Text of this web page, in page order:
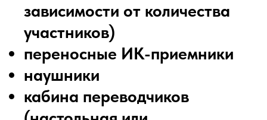
зависимости от количества
участников)
переносные ИК-приемники
наушники
кабина переводчиков